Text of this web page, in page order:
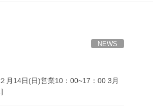
NEWS
月14日(日)営業10：00~17：00 3月